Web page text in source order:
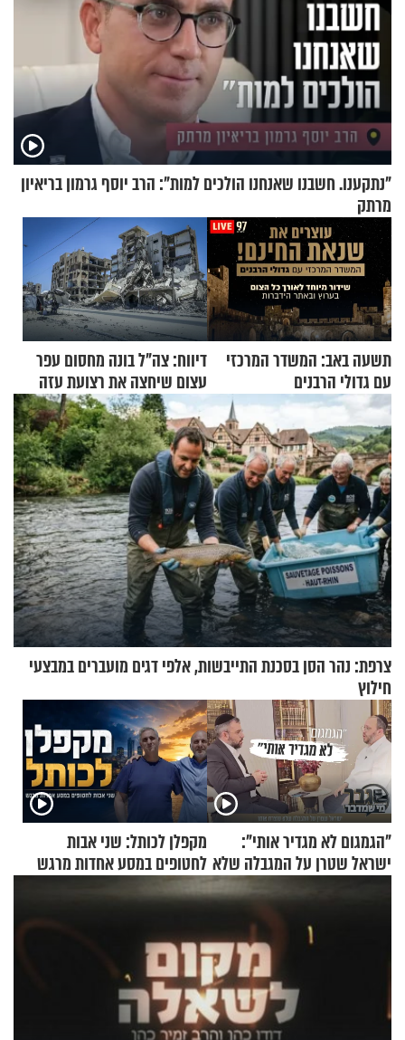
"נתקענו. חשבנו שאנחנו הולכים למות": הרב יוסף גרמון בריאיון
מרתק
תשעה באב: המשדר המרכזי
עם גדולי הרבנים
דיווח: צה"ל בונה מחסום עפר
עצום שיחצה את רצועת עזה
לשניים
צרפת: נהר הסן בסכנת התייבשות, אלפי דגים מועברים במבצעי
חילוץ
"הגמגום לא מגדיר אותי":
ישראל שטרן על המגבלה שלא
מקפלן לכותל: שני אבות
לחטופים במסע אחדות מרגש